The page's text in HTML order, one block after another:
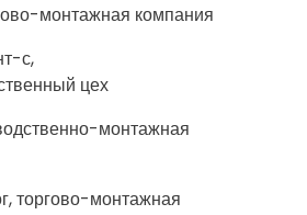
монтажная компания
с,
цех
монтажная
торгово-монтажная